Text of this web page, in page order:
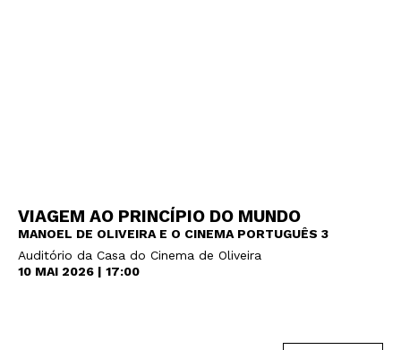
VIAGEM AO PRINCÍPIO DO MUNDO
MANOEL DE OLIVEIRA E O CINEMA PORTUGUÊS 3
Auditório da Casa do Cinema de Oliveira
10 MAI 2026 | 17:00